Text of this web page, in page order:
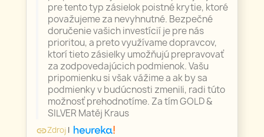
pre tento typ zásielok poistné krytie, ktoré
považujeme za nevyhnutné. Bezpečné
doručenie vašich investícií je pre nás
prioritou, a preto využívame dopravcov,
ktorí tieto zásielky umožňujú prepravovať
za zodpovedajúcich podmienok. Vašu
pripomienku si však vážime a ak by sa
podmienky v budúcnosti zmenili, radi túto
možnosť prehodnotíme. Za tím GOLD &
SILVER Matěj Kraus
linkZdroj |